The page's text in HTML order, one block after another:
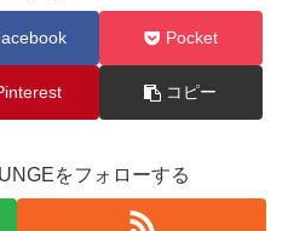
Pocket
コピー
をフォローする